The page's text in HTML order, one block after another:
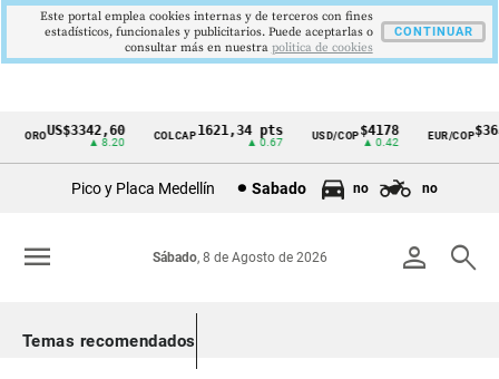
Cintillo
Colombia
OROUS$3342,60
▲ 8.20
COLCAP1621,34 pts
▲ 0.67
USD/COP$4178
▲ 0.42
EUR/COP$3639
Pico y Placa Medellín Sabado no no
person search
Sábado, 8 de Agosto de 2026
menu
Temas recomendados
Este portal emplea cookies internas y de terceros con fines
estadísticos, funcionales y publicitarios. Puede aceptarlas o
consultar más en nuestra politica de cookies
CONTINUAR